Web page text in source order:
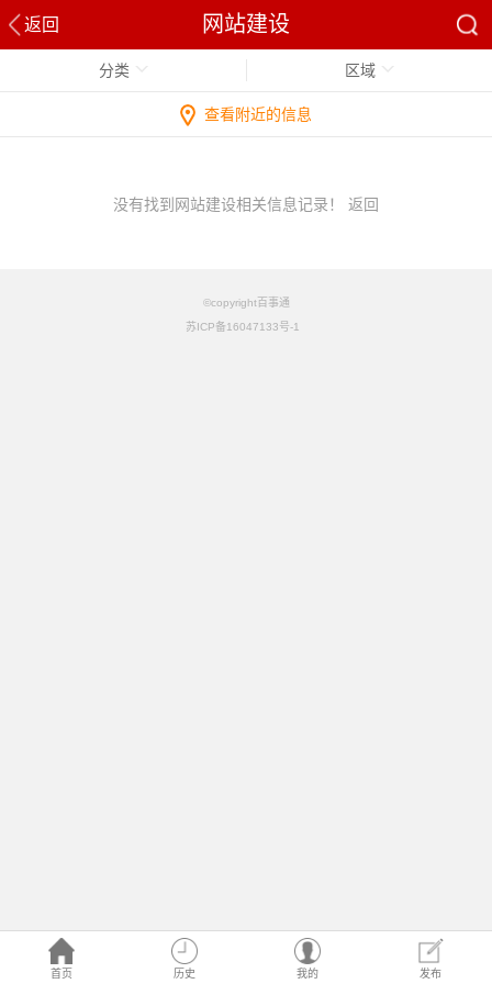
返回 网站建设
首页 历史 我的 发布
分类 区域
查看附近的信息
没有找到网站建设相关信息记录！ 返回
©copyright百事通
苏ICP备16047133号-1